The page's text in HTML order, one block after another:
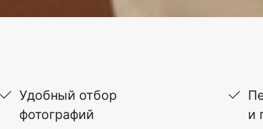
Удобный отбор
фотографий
и